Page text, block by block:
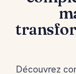
Découvrez